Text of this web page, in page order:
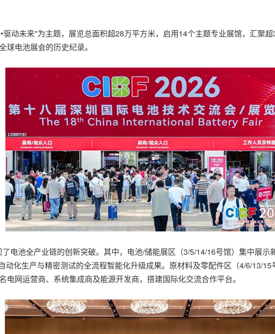
驱动未来"为主题，展览总面积超28万平方米，启用14个主题专业展馆，汇聚
电池展会的历史纪录。
电池全产业链的创新突破。其中，电池/储能展区（3/5/14/16号馆）集中展
动化生产与精密测试的全流程智能化升级成果。原材料及零配件区（4/6/13/
网运营商、系统集成商及能源开发商，搭建国际化交流合作平台。